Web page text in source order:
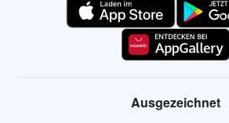
Ausgezeichnet